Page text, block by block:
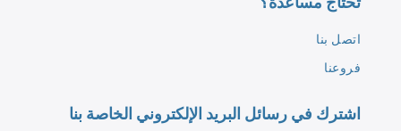
اتصل بنا
فروعنا
اشترك في رسائل البريد الإلكتروني الخاصة بنا